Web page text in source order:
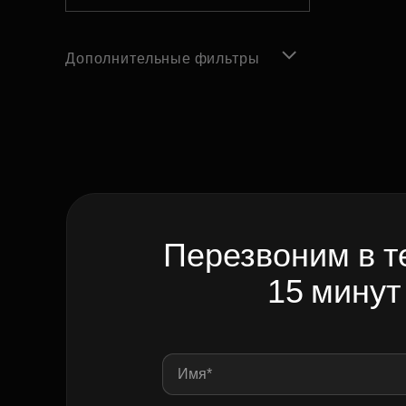
Дополнительные фильтры
Перезвоним в
15 минут